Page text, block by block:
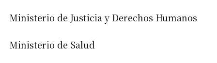
Ministerio de Justicia y Derechos Humanos
Ministerio de Salud